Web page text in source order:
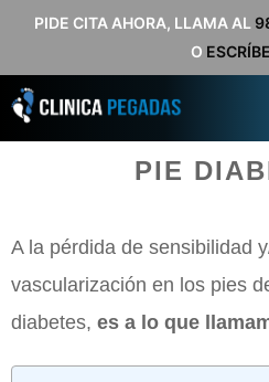
Saltar
contenido
PIDE CITA AHORA, LLAMA AL
O
PIE
A la pérdida de sensibilidad
vascularización en los pies
diabetes, es a lo que